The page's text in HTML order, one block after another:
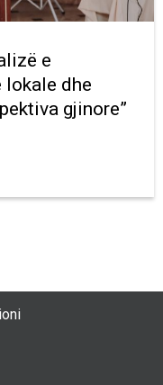
e
lokale dhe
gjinore”